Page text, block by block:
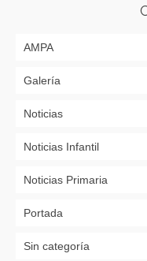
AMPA
Galería
Noticias
Noticias Infantil
Noticias Primaria
Portada
Sin categoría